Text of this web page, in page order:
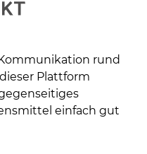
rund
Plattform
einfach gut